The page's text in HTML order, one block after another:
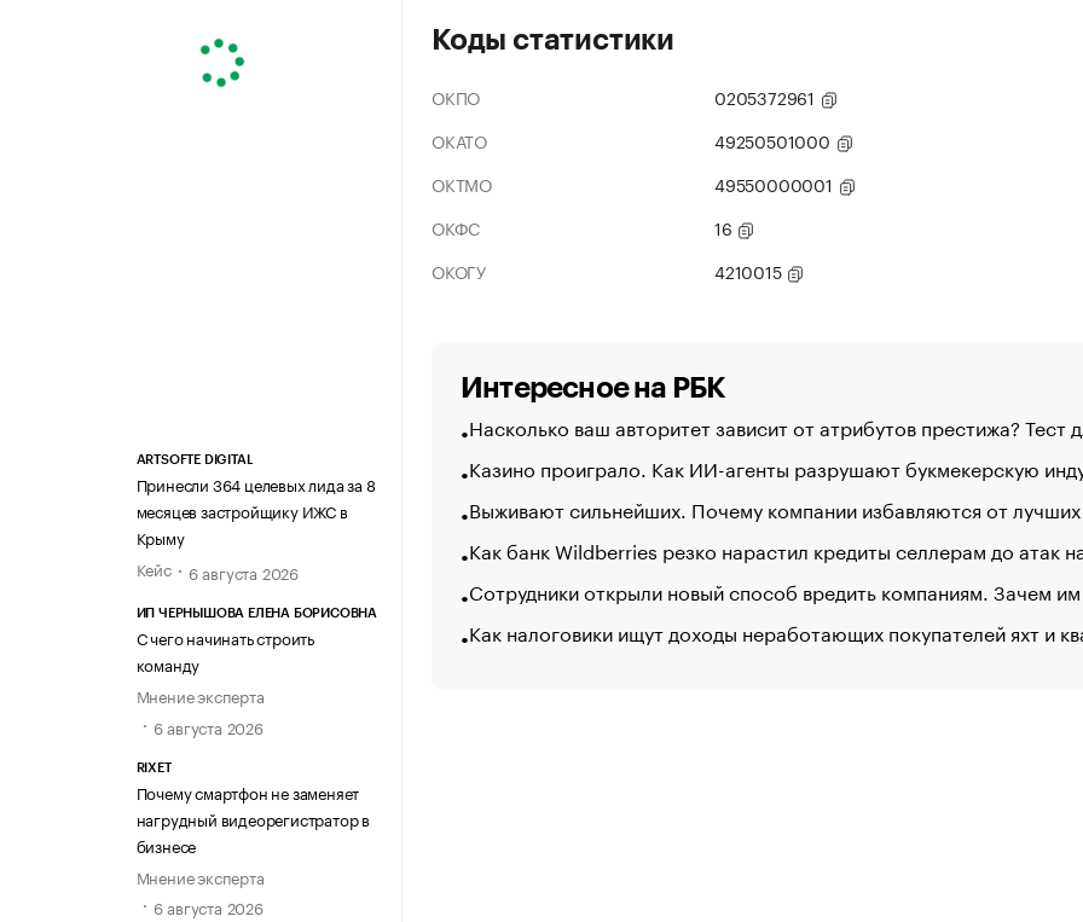
ARTSOFTE DIGITAL
Принесли 364 целевых лида за 8
месяцев застройщику ИЖС в
Крыму
Кейс
6 августа 2026
ИП ЧЕРНЫШОВА ЕЛЕНА БОРИСОВНА
С чего начинать строить
команду
Мнение эксперта
6 августа 2026
RIXET
Почему смартфон не заменяет
нагрудный видеорегистратор в
бизнесе
Мнение эксперта
6 августа 2026
Коды статистики
ОКПО
0205372961
ОКАТО
49250501000
ОКТМО
49550000001
ОКФС
16
ОКОГУ
4210015
Интересное на РБК
Насколько ваш авторитет зависит от атрибутов престижа? Тест
Казино проиграло. Как ИИ-агенты разрушают букмекерскую
Выживают сильнейших. Почему компании избавляются от лучших
Как банк Wildberries резко нарастил кредиты селлерам до атак
Сотрудники открыли новый способ вредить компаниям. Зачем
Как налоговики ищут доходы неработающих покупателей яхт и